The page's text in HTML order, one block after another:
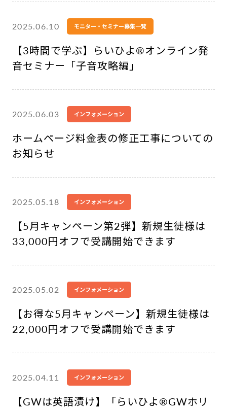
2025.06.10 モニター・セミナー募集一覧
【3時間で学ぶ】らいひよ®︎オンライン発
音セミナー「子音攻略編」
2025.06.03 インフォメーション
ホームページ料金表の修正工事についての
お知らせ
2025.05.18 インフォメーション
【5月キャンペーン第2弾】新規生徒様は
33,000円オフで受講開始できます
2025.05.02 インフォメーション
【お得な5月キャンペーン】新規生徒様は
22,000円オフで受講開始できます
2025.04.11 インフォメーション
【GWは英語漬け】「らいひよ®︎GWホリ